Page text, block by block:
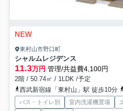
NEW
東村山市野口町
シャルムレジデンス
11.3万円 管理/共益費4,100円
2階 / 50.74㎡ / 1LDK /予定
西武新宿線「東村山」駅 徒歩10分
バス・トイレ別 室内洗濯機置場